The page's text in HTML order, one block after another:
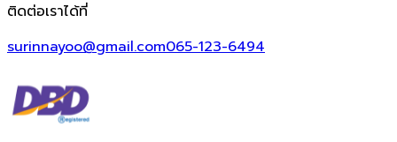
ติดต่อเราได้ที่
surinnayoo@gmail.com065-123-6494